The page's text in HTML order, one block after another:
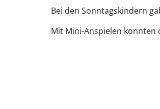
Bei den Sonntagskindern
Mit Mini-Anspielen konnten